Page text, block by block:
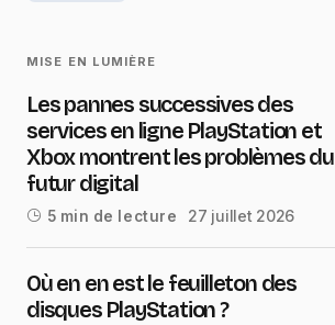
MISE EN LUMIÈRE
Les pannes successives des
services en ligne PlayStation et
Xbox montrent les problèmes du
futur digital
5 min de lecture 27 juillet 2026
Où en en est le feuilleton des
disques PlayStation ?